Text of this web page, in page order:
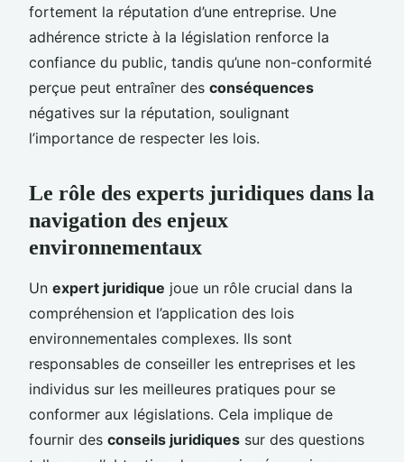
fortement la réputation d’une entreprise. Une
adhérence stricte à la législation renforce la
confiance du public, tandis qu’une non-conformité
perçue peut entraîner des conséquences
négatives sur la réputation, soulignant
l’importance de respecter les lois.
Le rôle des experts juridiques dans la
navigation des enjeux
environnementaux
Un expert juridique joue un rôle crucial dans la
compréhension et l’application des lois
environnementales complexes. Ils sont
responsables de conseiller les entreprises et les
individus sur les meilleures pratiques pour se
conformer aux législations. Cela implique de
fournir des conseils juridiques sur des questions